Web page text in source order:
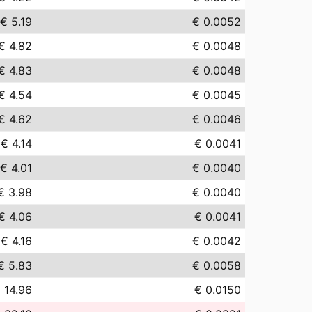
€ 5.19
€ 0.0052
4.82
€ 0.0048
4.83
€ 0.0048
4.54
€ 0.0045
4.62
€ 0.0046
€ 4.14
€ 0.0041
€ 4.01
€ 0.0040
3.98
€ 0.0040
4.06
€ 0.0041
€ 4.16
€ 0.0042
5.83
€ 0.0058
14.96
€ 0.0150